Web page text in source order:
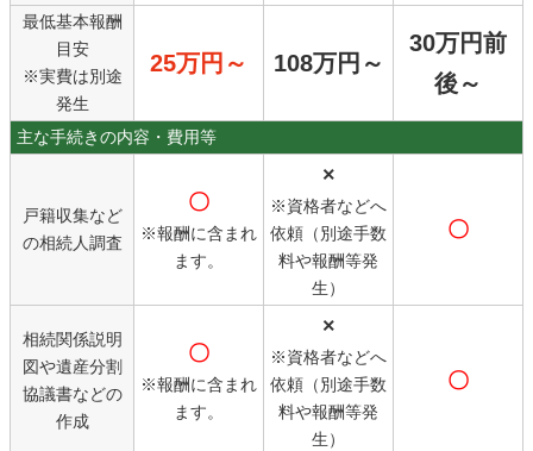
最低基本報酬
目安
※実費は別途
発生
25万円～ 108万円～
30万円前
後～
主な手続きの内容・費用等
戸籍収集など
の相続人調査
〇
※報酬に含まれ
ます。
×
※資格者などへ
依頼（別途手数
料や報酬等発
生）
〇
相続関係説明
図や遺産分割
協議書などの
作成
〇
※報酬に含まれ
ます。
×
※資格者などへ
依頼（別途手数
料や報酬等発
生）
〇